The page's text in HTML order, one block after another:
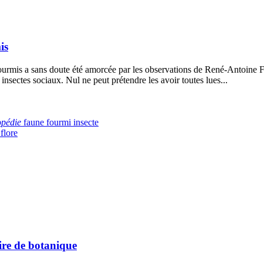
a sans doute été amorcée par les observations de René-
insectes sociaux. Nul ne peut prétendre les avoir toutes lues...
faune fourmi insecte
de botanique